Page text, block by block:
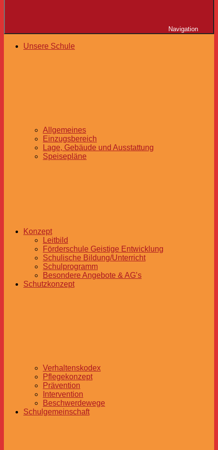
Navigation
Unsere Schule
Allgemeines
Einzugsbereich
Lage, Gebäude und Ausstattung
Speisepläne
Konzept
Leitbild
Förderschule Geistige Entwicklung
Schulische Bildung/Unterricht
Schulprogramm
Besondere Angebote & AG’s
Schutzkonzept
Verhaltenskodex
Pflegekonzept
Prävention
Intervention
Beschwerdewege
Schulgemeinschaft